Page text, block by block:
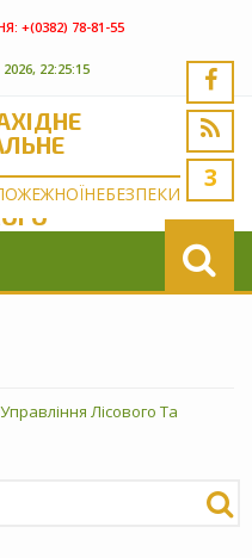
+(‎0382) 78-81-55
22:25:15
3
НЕБЕЗПЕКИ
Лісового Та